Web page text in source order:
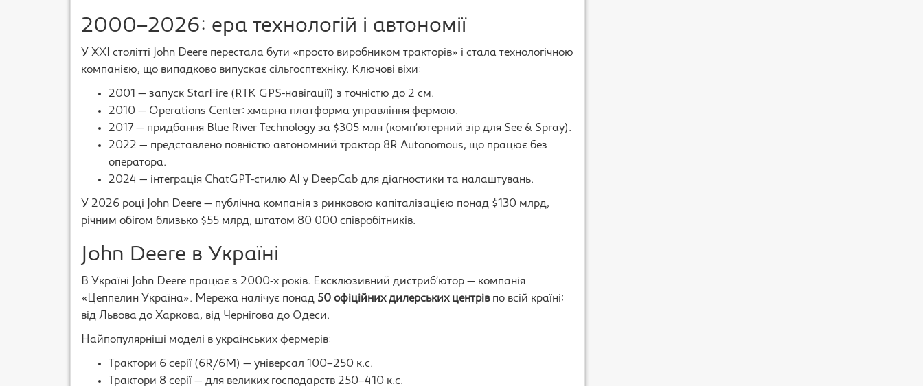
2000–2026: ера технологій і автономії
У XXI столітті John Deere перестала бути «просто виробником тракторів» і стала технологічною
компанією, що випадково випускає сільгосптехніку. Ключові віхи:
2001 — запуск StarFire (RTK GPS-навігації) з точністю до 2 см.
2010 — Operations Center: хмарна платформа управління фермою.
2017 — придбання Blue River Technology за $305 млн (комп’ютерний зір для See & Spray).
2022 — представлено повністю автономний трактор 8R Autonomous, що працює без
оператора.
2024 — інтеграція ChatGPT-стилю AI у DeepCab для діагностики та налаштувань.
У 2026 році John Deere — публічна компанія з ринковою капіталізацією понад $130 млрд,
річним обігом близько $55 млрд, штатом 80 000 співробітників.
John Deere в Україні
В Україні John Deere працює з 2000-х років. Ексклюзивний дистриб’ютор — компанія
«Цеппелин Україна». Мережа налічує понад 50 офіційних дилерських центрівпо всій країні:
від Львова до Харкова, від Чернігова до Одеси.
Найпопулярніші моделі в українських фермерів:
Трактори 6 серії (6R/6M) — універсал 100–250 к.с.
Трактори 8 серії — для великих господарств 250–410 к.с.